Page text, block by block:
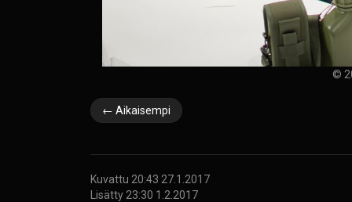
©
← Aikaisempi
Kuvattu 20:43 27.1.2017
Lisätty 23:30 1.2.2017